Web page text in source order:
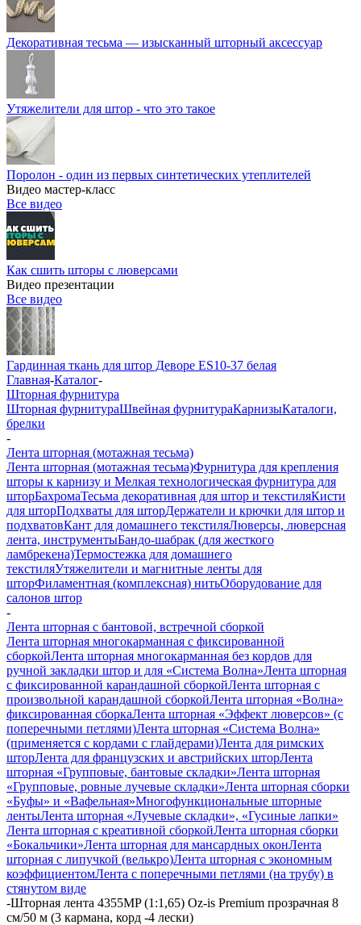
Декоративная тесьма — изысканный шторный аксессуар
Утяжелители для штор - что это такое
Поролон - один из первых синтетических утеплителей
Видео мастер-класс
Все видео
Как сшить шторы с люверсами
Видео презентации
Все видео
Гардинная ткань для штор Деворе ES10-37 белая
Главная-Каталог-
Шторная фурнитура
Шторная фурнитураШвейная фурнитураКарнизыКаталоги,
брелки
-
Лента шторная (мотажная тесьма)
Лента шторная (мотажная тесьма)Фурнитура для крепления
шторы к карнизу и Мелкая технологическая фурнитура для
шторБахромаТесьма декоративная для штор и текстиляКисти
для шторПодхваты для шторДержатели и крючки для штор и
подхватовКант для домашнего текстиляЛюверсы, люверсная
лента, инструментыБандо-шабрак (для жесткого
ламбрекена)Термостежка для домашнего
текстиляУтяжелители и магнитные ленты для
шторФиламентная (комплексная) нитьОборудование для
салонов штор
-
Лента шторная с бантовой, встречной сборкой
Лента шторная многокарманная с фиксированной
сборкойЛента шторная многокарманная без кордов для
ручной закладки штор и для «Система Волна»Лента шторная
с фиксированной карандашной сборкойЛента шторная с
произвольной карандашной сборкойЛента шторная «Волна»
фиксированная сборкаЛента шторная «Эффект люверсов» (с
поперечными петлями)Лента шторная «Система Волна»
(применяется с кордами с глайдерами)Лента для римских
шторЛента для французских и австрийских шторЛента
шторная «Групповые, бантовые складки»Лента шторная
«Групповые, ровные лучевые складки»Лента шторная сборки
«Буфы» и «Вафельная»Многофункциональные шторные
лентыЛента шторная «Лучевые складки», «Гусиные лапки»
Лента шторная с креативной сборкойЛента шторная сборки
«Бокальчики»Лента шторная для мансардных оконЛента
шторная с липучкой (велькро)Лента шторная с экономным
коэффициентомЛента с поперечными петлями (на трубу) в
стянутом виде
-Шторная лента 4355MP (1:1,65) Oz-is Premium прозрачная 8
см/50 м (3 кармана, корд -4 лески)